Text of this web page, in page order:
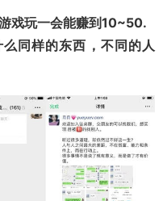
戏玩一会能赚到10~50.
同样的东西，不同的人